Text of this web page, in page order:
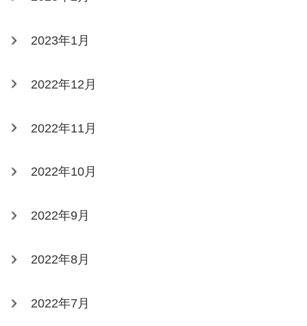
2023年1月
2022年12月
2022年11月
2022年10月
2022年9月
2022年8月
2022年7月